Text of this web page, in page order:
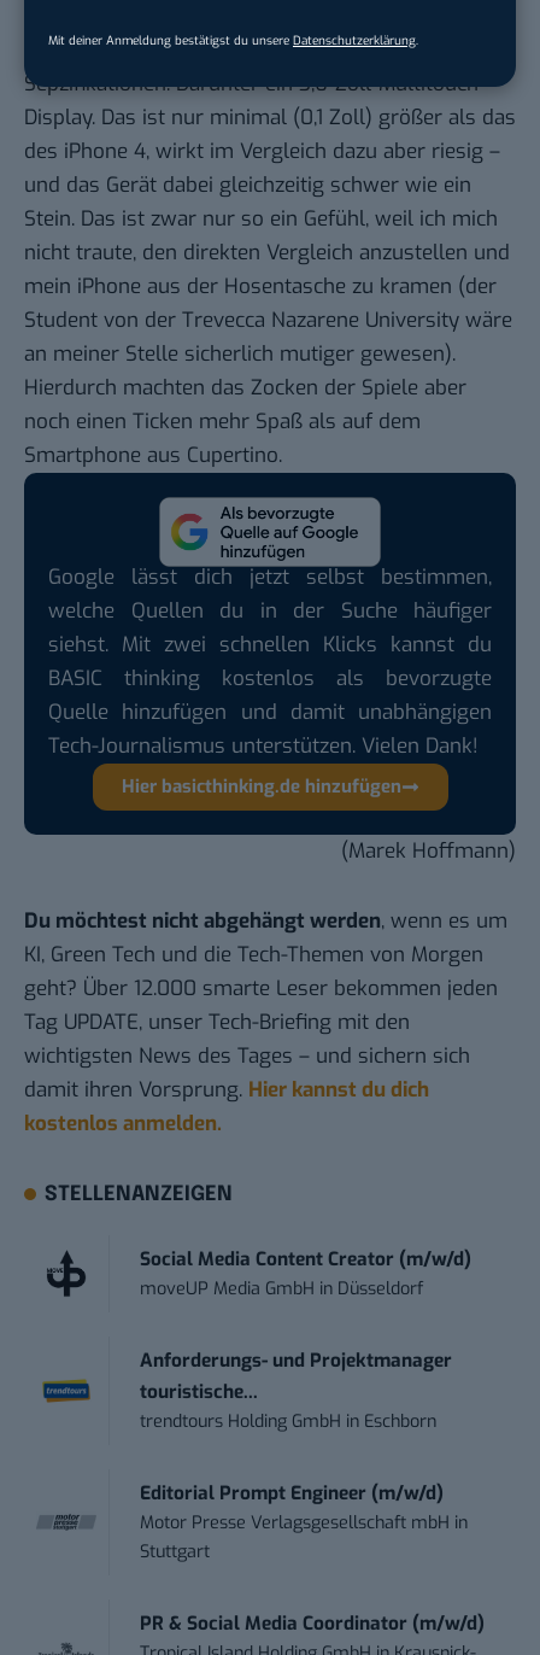
Mit deiner Anmeldung bestätigst du unsere Datenschutzerklärung
Einhaltung besondererHardware-
Sepzifikationen. Darunter ein 3,6-Zoll-Multitouch-
Display. Das ist nur minimal (0,1 Zoll) größer als das
des iPhone 4, wirkt im Vergleich dazu aber riesig –
und das Gerät dabei gleichzeitig schwer wie ein
Stein. Das ist zwar nur so ein Gefühl, weil ich mich
nicht traute, den direkten Vergleich anzustellen und
mein iPhone aus der Hosentasche zu kramen (der
Student von der Trevecca Nazarene University wäre
an meiner Stelle sicherlich mutiger gewesen).
Hierdurch machten das Zocken der Spiele aber
noch einen Ticken mehr Spaß als auf dem
Smartphone aus Cupertino.
Google lässt dich jetzt selbst bestimmen,
welche Quellen du in der Suche häufiger
siehst. Mit zwei schnellen Klicks kannst du
BASIC thinking kostenlos als bevorzugte
Quelle hinzufügen und damit unabhängigen
Tech-Journalismus unterstützen. Vielen Dank!
Hier basicthinking.de hinzufügen
(Marek Hoffmann)
Du möchtest nicht abgehängt werden, wenn es um
KI, Green Tech und die Tech-Themen von Morgen
geht? Über 12.000 smarte Leser bekommen jeden
Tag UPDATE, unser Tech-Briefing mit den
wichtigsten News des Tages – und sichern sich
damit ihren Vorsprung. Hier kannst du dich
kostenlos anmelden.
STELLENANZEIGEN
Social Media Content Creator (m/w/d)
moveUP Media GmbH in Düsseldorf
Anforderungs- und Projektmanager
touristische...
trendtours Holding GmbH in Eschborn
Editorial Prompt Engineer (m/w/d)
Motor Presse Verlagsgesellschaft mbH in
Stuttgart
PR & Social Media Coordinator (m/w/d)